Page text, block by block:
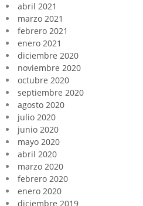
abril 2021
marzo 2021
febrero 2021
enero 2021
diciembre 2020
noviembre 2020
octubre 2020
septiembre 2020
agosto 2020
julio 2020
junio 2020
mayo 2020
abril 2020
marzo 2020
febrero 2020
enero 2020
diciembre 2019